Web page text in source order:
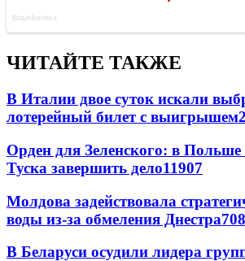
ЧИТАЙТЕ ТАКЖЕ
В Италии двое суток искали
лотерейный билет с выигрышем
Орден для Зеленского: в Польше
Туска завершить дело11907
Молдова задействовала
воды из-за обмеления Днестра
В Беларуси осудили лидера